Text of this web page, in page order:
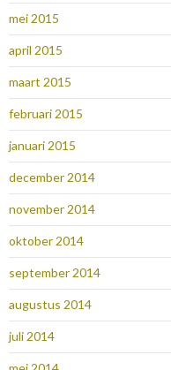
mei 2015
april 2015
maart 2015
februari 2015
januari 2015
december 2014
november 2014
oktober 2014
september 2014
augustus 2014
juli 2014